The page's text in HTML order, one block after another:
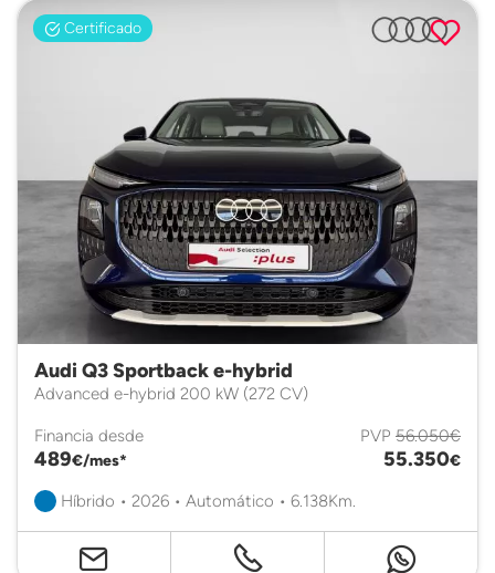
Certificado
Audi Q3 Sportback e-hybrid
Advanced e-hybrid 200 kW (272 CV)
Financia desde
489€/mes*
PVP 56.050€
55.350€
Híbrido • 2026 • Automático • 6.138Km.